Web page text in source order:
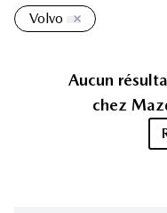
Volvo
Aucun
chez